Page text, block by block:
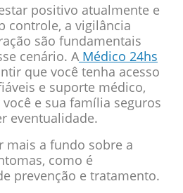
positivo atualmente e
controle, a vigilância
são fundamentais
cenário. AMédico 24hs
que você tenha acesso
e suporte médico,
e sua família seguros
eventualidade.
mais a fundo sobre a
como é
prevenção e tratamento.